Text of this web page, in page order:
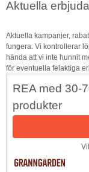
Aktuella
Aktuella kampanjer,
fungera. Vi kontrollerar
hända att vi inte hunnit
för eventuella felaktiga
REA med 30-
produkter